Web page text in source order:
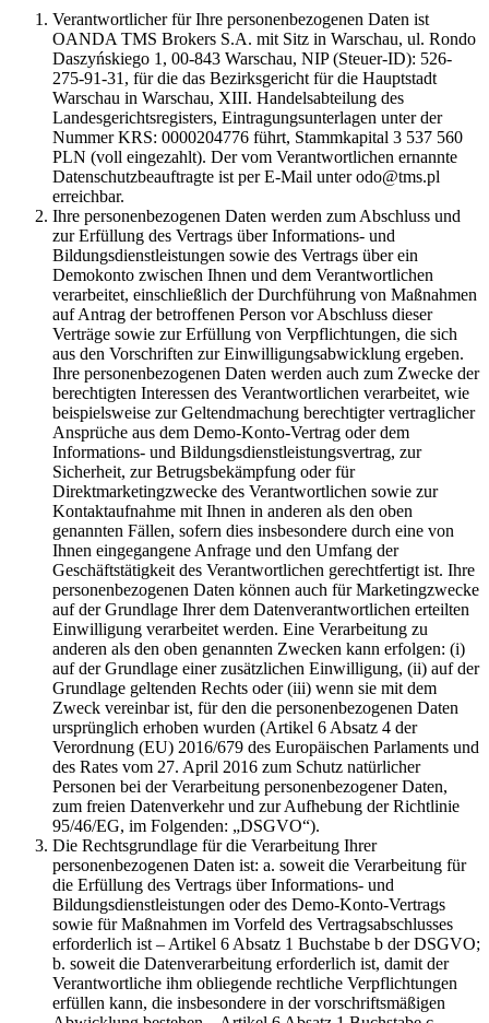
Verantwortlicher für Ihre personenbezogenen Daten ist
OANDA TMS Brokers S.A. mit Sitz in Warschau, ul. Rondo
Daszyńskiego 1, 00-843 Warschau, NIP (Steuer-ID): 526-
275-91-31, für die das Bezirksgericht für die Hauptstadt
Warschau in Warschau, XIII. Handelsabteilung des
Landesgerichtsregisters, Eintragungsunterlagen unter der
Nummer KRS: 0000204776 führt, Stammkapital 3 537 560
PLN (voll eingezahlt). Der vom Verantwortlichen ernannte
Datenschutzbeauftragte ist per E-Mail unter odo@tms.pl
erreichbar.
Ihre personenbezogenen Daten werden zum Abschluss und
zur Erfüllung des Vertrags über Informations- und
Bildungsdienstleistungen sowie des Vertrags über ein
Demokonto zwischen Ihnen und dem Verantwortlichen
verarbeitet, einschließlich der Durchführung von Maßnahmen
auf Antrag der betroffenen Person vor Abschluss dieser
Verträge sowie zur Erfüllung von Verpflichtungen, die sich
aus den Vorschriften zur Einwilligungsabwicklung ergeben.
Ihre personenbezogenen Daten werden auch zum Zwecke der
berechtigten Interessen des Verantwortlichen verarbeitet, wie
beispielsweise zur Geltendmachung berechtigter vertraglicher
Ansprüche aus dem Demo-Konto-Vertrag oder dem
Informations- und Bildungsdienstleistungsvertrag, zur
Sicherheit, zur Betrugsbekämpfung oder für
Direktmarketingzwecke des Verantwortlichen sowie zur
Kontaktaufnahme mit Ihnen in anderen als den oben
genannten Fällen, sofern dies insbesondere durch eine von
Ihnen eingegangene Anfrage und den Umfang der
Geschäftstätigkeit des Verantwortlichen gerechtfertigt ist. Ihre
personenbezogenen Daten können auch für Marketingzwecke
auf der Grundlage Ihrer dem Datenverantwortlichen erteilten
Einwilligung verarbeitet werden. Eine Verarbeitung zu
anderen als den oben genannten Zwecken kann erfolgen: (i)
auf der Grundlage einer zusätzlichen Einwilligung, (ii) auf der
Grundlage geltenden Rechts oder (iii) wenn sie mit dem
Zweck vereinbar ist, für den die personenbezogenen Daten
ursprünglich erhoben wurden (Artikel 6 Absatz 4 der
Verordnung (EU) 2016/679 des Europäischen Parlaments und
des Rates vom 27. April 2016 zum Schutz natürlicher
Personen bei der Verarbeitung personenbezogener Daten,
zum freien Datenverkehr und zur Aufhebung der Richtlinie
95/46/EG, im Folgenden: „DSGVO“).
Die Rechtsgrundlage für die Verarbeitung Ihrer
personenbezogenen Daten ist: a. soweit die Verarbeitung für
die Erfüllung des Vertrags über Informations- und
Bildungsdienstleistungen oder des Demo-Konto-Vertrags
sowie für Maßnahmen im Vorfeld des Vertragsabschlusses
erforderlich ist – Artikel 6 Absatz 1 Buchstabe b der DSGVO;
b. soweit die Datenverarbeitung erforderlich ist, damit der
Verantwortliche ihm obliegende rechtliche Verpflichtungen
erfüllen kann, die insbesondere in der vorschriftsmäßigen